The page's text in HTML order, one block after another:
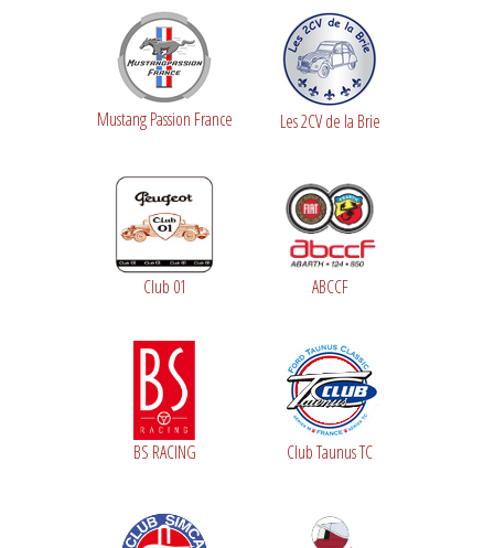
Mustang Passion France Les 2CV de la Brie
Club 01 ABCCF
BS RACING Club Taunus TC